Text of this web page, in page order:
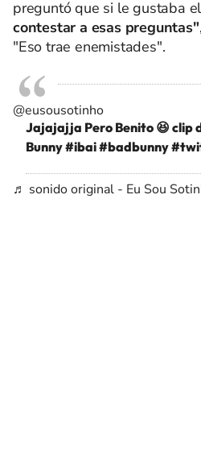
preguntó que si le gustaba
contestar a esas preguntas"
"Eso trae enemistades".
@eusousotinho
Jajajajja Pero Benito 😆 clip
Bunny#ibai#badbunny
♬ sonido original - Eu Sou